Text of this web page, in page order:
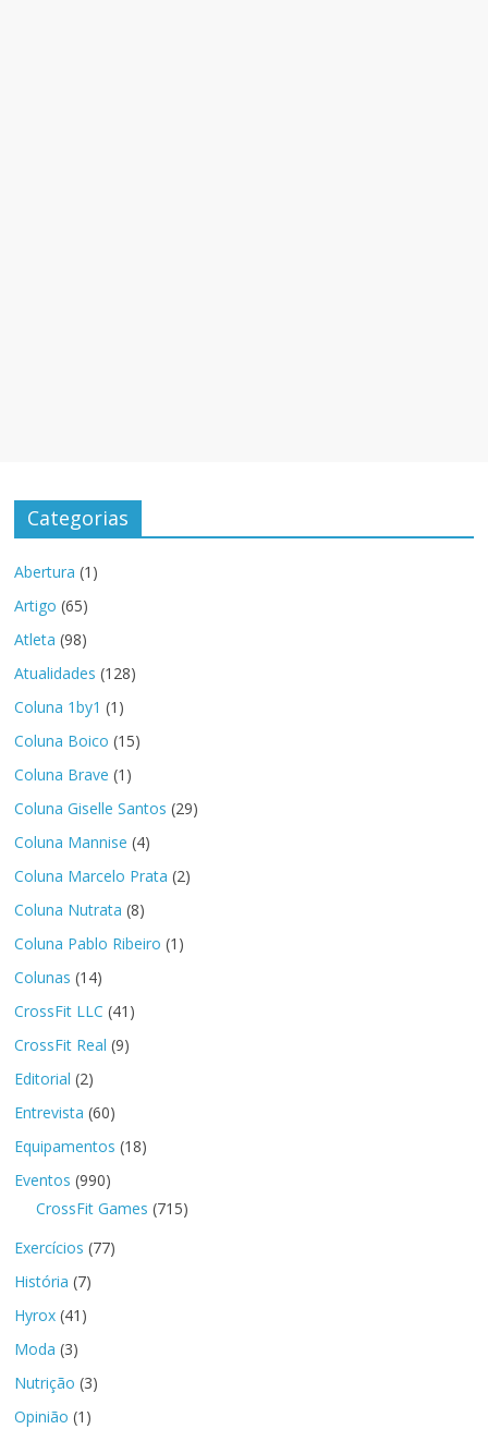
Categorias
Abertura (1)
Artigo (65)
Atleta (98)
Atualidades (128)
Coluna 1by1 (1)
Coluna Boico (15)
Coluna Brave (1)
Coluna Giselle Santos (29)
Coluna Mannise (4)
Coluna Marcelo Prata (2)
Coluna Nutrata (8)
Coluna Pablo Ribeiro (1)
Colunas (14)
CrossFit LLC (41)
CrossFit Real (9)
Editorial (2)
Entrevista (60)
Equipamentos (18)
Eventos (990)
CrossFit Games (715)
Exercícios (77)
História (7)
Hyrox (41)
Moda (3)
Nutrição (3)
Opinião (1)